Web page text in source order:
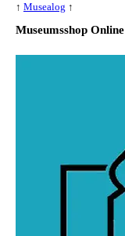
↑ Musealog ↑
Museumsshop Online